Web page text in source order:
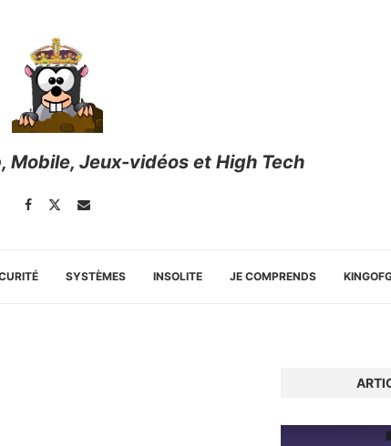
Mobile, Jeux-vidéos et High Tech
SYSTÈMES INSOLITE JE COMPRENDS